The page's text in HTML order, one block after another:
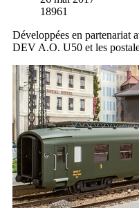
18961
Développées en
DEV A.O. U50 et les